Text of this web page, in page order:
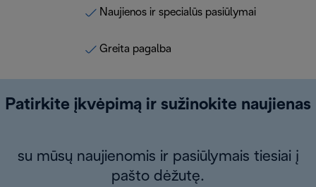
Naujienos ir specialūs pasiūlymai
Greita pagalba
Patirkite įkvėpimą ir sužinokite naujienas
su mūsų naujienomis ir pasiūlymais tiesiai į
pašto dėžutę.